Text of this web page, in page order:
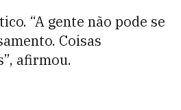
“A gente não pode se
Coisas
afirmou.